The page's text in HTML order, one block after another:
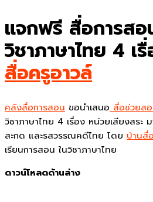
แจกฟรี สื่อการสอ
วิชาภาษาไทย 4 เ
สื่อครูอาวล์
คลังสื่อการสอน ขอนำเสนอ สื่อช่วยส
วิชาภาษาไทย 4 เรื่อง หน่วยเสียงสระ
สะกด และรสวรรณคดีไทย โดย บ้านสื่
เรียนการสอน ในวิชาภาษาไทย
ดาวน์โหลดด้านล่าง